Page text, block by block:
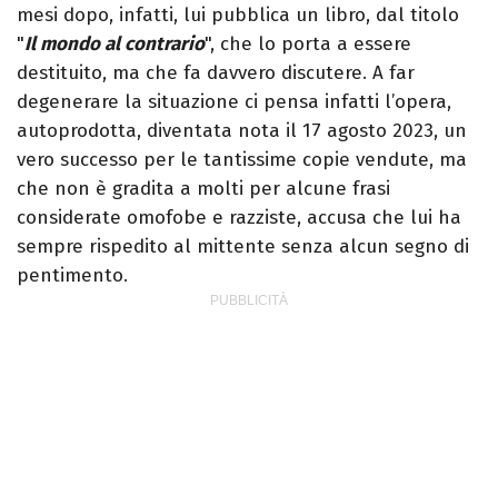
mesi dopo, infatti, lui pubblica un libro, dal titolo
"Il mondo al contrario", che lo porta a essere
destituito, ma che fa davvero discutere. A far
degenerare la situazione ci pensa infatti l’opera,
autoprodotta, diventata nota il 17 agosto 2023, un
vero successo per le tantissime copie vendute, ma
che non è gradita a molti per alcune frasi
considerate omofobe e razziste, accusa che lui ha
sempre rispedito al mittente senza alcun segno di
pentimento.